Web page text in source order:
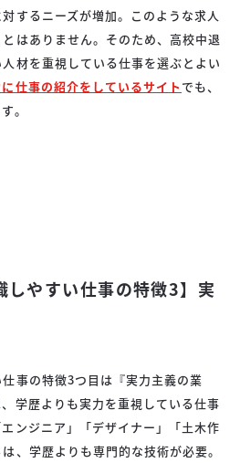
するニーズが増加。このような求人
はありません。そのため、高校中退
材を重視している仕事を選ぶとよい
仕事の紹介をしているサイト でも、
。
しやすい仕事の特徴3】実
事の特徴3つ目は『実力主義の業
学歴よりも実力を重視している仕事
ンジニア」「デザイナー」「土木作
、学歴よりも専門的な技術が必要。